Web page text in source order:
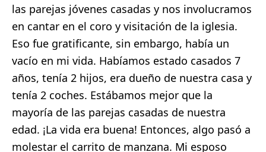
las parejas jóvenes casadas y nos involucramos
en cantar en el coro y visitación de la iglesia.
Eso fue gratificante, sin embargo, había un
vacío en mi vida. Habíamos estado casados 7
años, tenía 2 hijos, era dueño de nuestra casa y
tenía 2 coches. Estábamos mejor que la
mayoría de las parejas casadas de nuestra
edad. ¡La vida era buena! Entonces, algo pasó a
molestar el carrito de manzana. Mi esposo